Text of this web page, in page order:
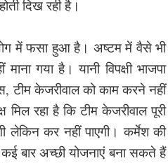
दिख रही है।
में फसा हुआ है। अष्टम में वैसे भी
गया है। यानी विपक्षी भाजपा
केजरीवाल को काम करने नहीं
रहा है कि टीम केजरीवाल पूरी
लेकिन कर नहीं पाएगी। कर्मेश की
बार अच्छी योजनाएं बना सकते हैं